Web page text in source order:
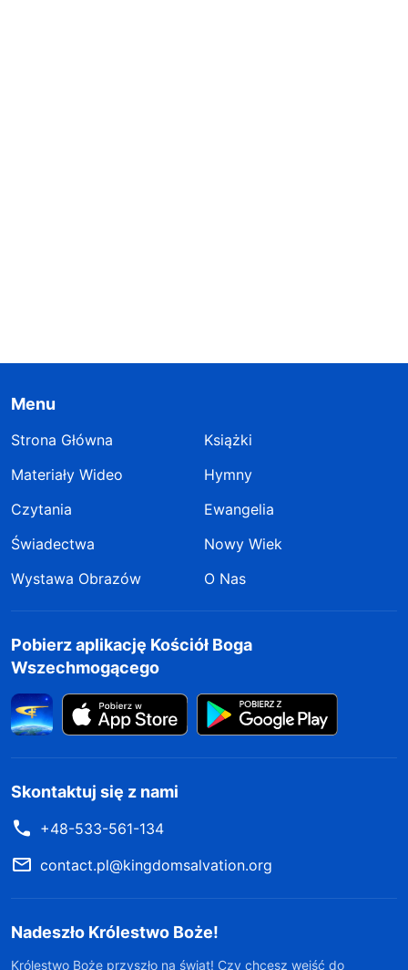
Menu
Strona Główna
Książki
Materiały Wideo
Hymny
Czytania
Ewangelia
Świadectwa
Nowy Wiek
Wystawa Obrazów
O Nas
Pobierz aplikację Kościół Boga
Wszechmogącego
Skontaktuj się z nami
+48-533-561-134
contact.pl@kingdomsalvation.org
Nadeszło Królestwo Boże!
Królestwo Boże przyszło na świat! Czy chcesz wejść do